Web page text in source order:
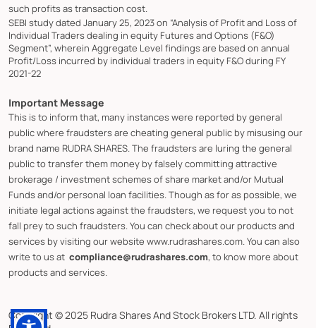
such profits as transaction cost.
SEBI study dated January 25, 2023 on “Analysis of Profit and Loss of
Individual Traders dealing in equity Futures and Options (F&O)
Segment”, wherein Aggregate Level findings are based on annual
Profit/Loss incurred by individual traders in equity F&O during FY
2021-22
Important Message
This is to inform that, many instances were reported by general
public where fraudsters are cheating general public by misusing our
brand name RUDRA SHARES. The fraudsters are luring the general
public to transfer them money by falsely committing attractive
brokerage / investment schemes of share market and/or Mutual
Funds and/or personal loan facilities. Though as for as possible, we
initiate legal actions against the fraudsters, we request you to not
fall prey to such fraudsters. You can check about our products and
services by visiting our website www.rudrashares.com. You can also
write to us at compliance@rudrashares.com, to know more about
products and services.
Copyright © 2025 Rudra Shares And Stock Brokers LTD. All rights